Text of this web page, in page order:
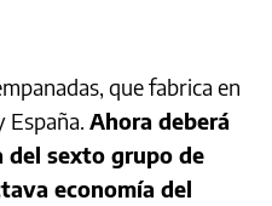
que fabrica en
España. Ahora deberá
del sexto grupo de
economía del